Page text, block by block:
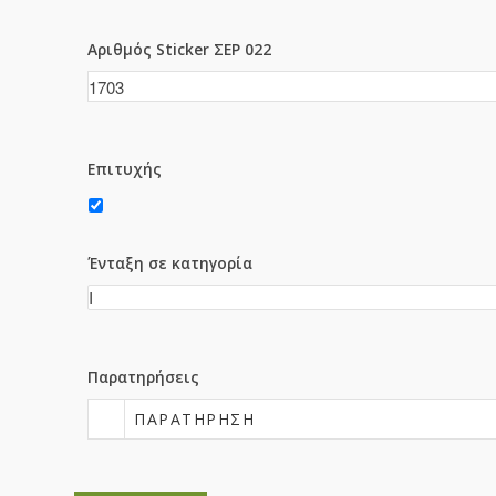
Αριθμός Sticker ΣΕΡ 022
Επιτυχής
Ένταξη σε κατηγορία
Παρατηρήσεις
ΠΑΡΑΤΉΡΗΣΗ